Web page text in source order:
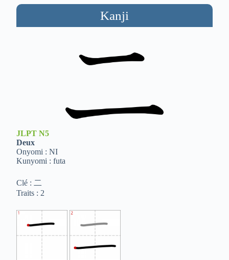
Kanji
JLPT N5
Deux
Onyomi : NI
Kunyomi : futa
Clé : 二
Traits : 2